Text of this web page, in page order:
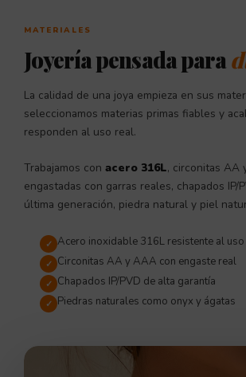
MATERIALES
Joyería pensada para
La calidad de una joya empieza en sus
seleccionamos materias primas fiables y
responden al uso real.
Trabajamos con acero 316L, circonitas AA
engastadas con garras reales, chapados IP/
última generación, piedra natural y piel
Acero inoxidable 316L resistente al
Circonitas AA y AAA con engaste real
Chapados IP/PVD de alta garantía
Piedras naturales como onyx y ágatas